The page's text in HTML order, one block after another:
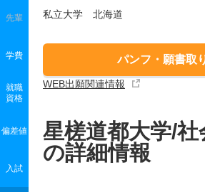
私立大学 北海道
パンフ・願書取
WEB出願関連情報
先輩
学費
就職
資格
偏差値
入試
星槎道都大学/
の詳細情報